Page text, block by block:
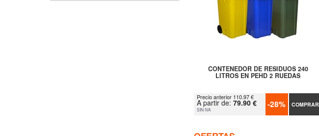
CONTENEDOR DE RESIDUOS 240
LITROS EN PEHD 2 RUEDAS
Precio anterior 110.97 €
A partir de: 79.90 €
SIN IVA -28% COMPRAR